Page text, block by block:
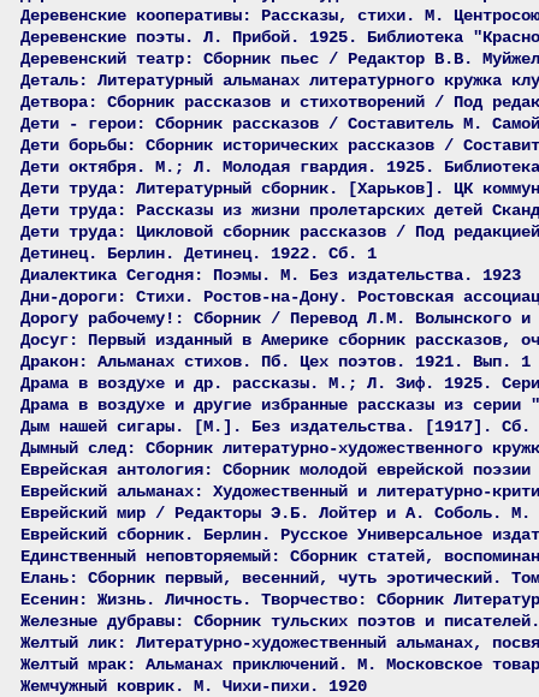
Деревенские кооперативы: Рассказы, стихи. М.
Деревенские поэты. Л. Прибой. 1925. Библиотека
Деревенский театр: Сборник пьес / Редактор В.В.
Деталь: Литературный альманах литературного кружка
Детвора: Сборник рассказов и стихотворений / Под
Дети - герои: Сборник рассказов / Составитель М.
Дети борьбы: Сборник исторических рассказов /
Дети октября. М.; Л. Молодая гвардия. 1925.
Дети труда: Литературный сборник. [Харьков]. ЦК
Дети труда: Рассказы из жизни пролетарских детей
Дети труда: Цикловой сборник рассказов / Под
Детинец. Берлин. Детинец. 1922. Сб. 1
Диалектика Сегодня: Поэмы. М. Без издательства. 1923
Дни-дороги: Стихи. Ростов-на-Дону. Ростовская
Дорогу рабочему!: Сборник / Перевод Л.М. Волынского
Досуг: Первый изданный в Америке сборник рассказов,
Дракон: Альманах стихов. Пб. Цех поэтов. 1921. Вып. 1
Драма в воздухе и др. рассказы. М.; Л. Зиф. 1925.
Драма в воздухе и другие избранные рассказы из
Дым нашей сигары. [М.]. Без издательства. [1917]. Сб.
Дымный след: Сборник литературно-художественного
Еврейская антология: Сборник молодой еврейской
Еврейский альманах: Художественный и литературно-
Еврейский мир / Редакторы Э.Б. Лойтер и А. Соболь.
Еврейский сборник. Берлин. Русское Универсальное
Единственный неповторяемый: Сборник статей,
Елань: Сборник первый, весенний, чуть эротический.
Есенин: Жизнь. Личность. Творчество: Сборник
Железные дубравы: Сборник тульских поэтов и
Желтый лик: Литературно-художественный альманах,
Желтый мрак: Альманах приключений. М. Московское
Жемчужный коврик. М. Чихи-пихи. 1920